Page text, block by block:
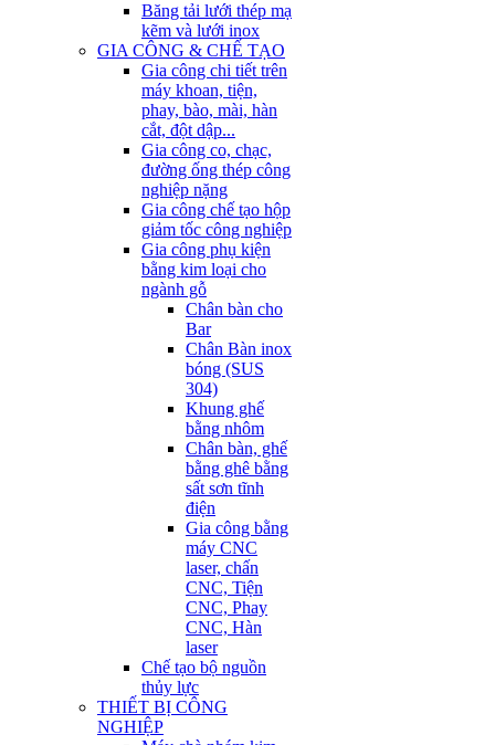
Băng tải lưới thép mạ
kẽm và lưới inox
GIA CÔNG & CHẾ TẠO
Gia công chi tiết trên
máy khoan, tiện,
phay, bào, mài, hàn
cắt, đột dập...
Gia công co, chạc,
đường ống thép công
nghiệp nặng
Gia công chế tạo hộp
giảm tốc công nghiệp
Gia công phụ kiện
bằng kim loại cho
ngành gỗ
Chân bàn cho
Bar
Chân Bàn inox
bóng (SUS
304)
Khung ghế
bằng nhôm
Chân bàn, ghế
bằng ghê bằng
sất sơn tĩnh
điện
Gia công bằng
máy CNC
laser, chấn
CNC, Tiện
CNC, Phay
CNC, Hàn
laser
Chế tạo bộ nguồn
thủy lực
THIẾT BỊ CÔNG
NGHIỆP